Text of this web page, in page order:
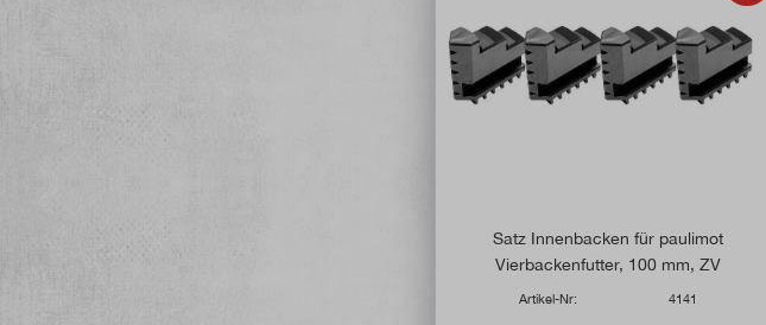
Satz Innenbacken für paulimot
Vierbackenfutter, 100 mm, ZV
Artikel-Nr: 4141